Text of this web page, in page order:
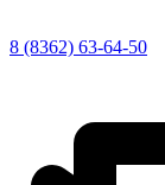
8 (8362) 63-64-50